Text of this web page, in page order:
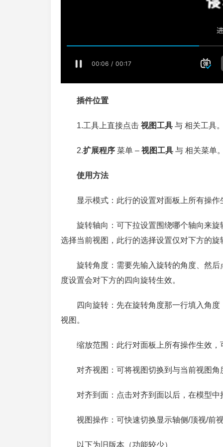
插件位置
1.工具上直接点击 视图工具 与 相关工具
2.扩展程序 菜单 – 视图工具 与 相关菜单
使用方法
显示模式：此行的设置对面板上所有操
旋转轴向：可下拉设置围绕哪个轴向来
选择当前视图，此行的选择设置仅对下方的旋
旋转角度：需要先输入旋转的角度、然
度设置会对下方的四向旋转生效。
四向旋转：先在旋转角度那一行填入角
视图。
缩放范围：此行对面板上所有操作生效
对齐视图：可将视图切换到与当前视图
对齐到面：点击对齐到面以后，在模型
视图操作：可快速切换显示轴侧/顶视/前
以下为旧版本（功能较少）